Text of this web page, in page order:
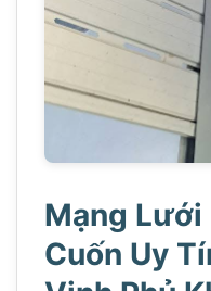
Mạng Lưới
Cuốn Uy